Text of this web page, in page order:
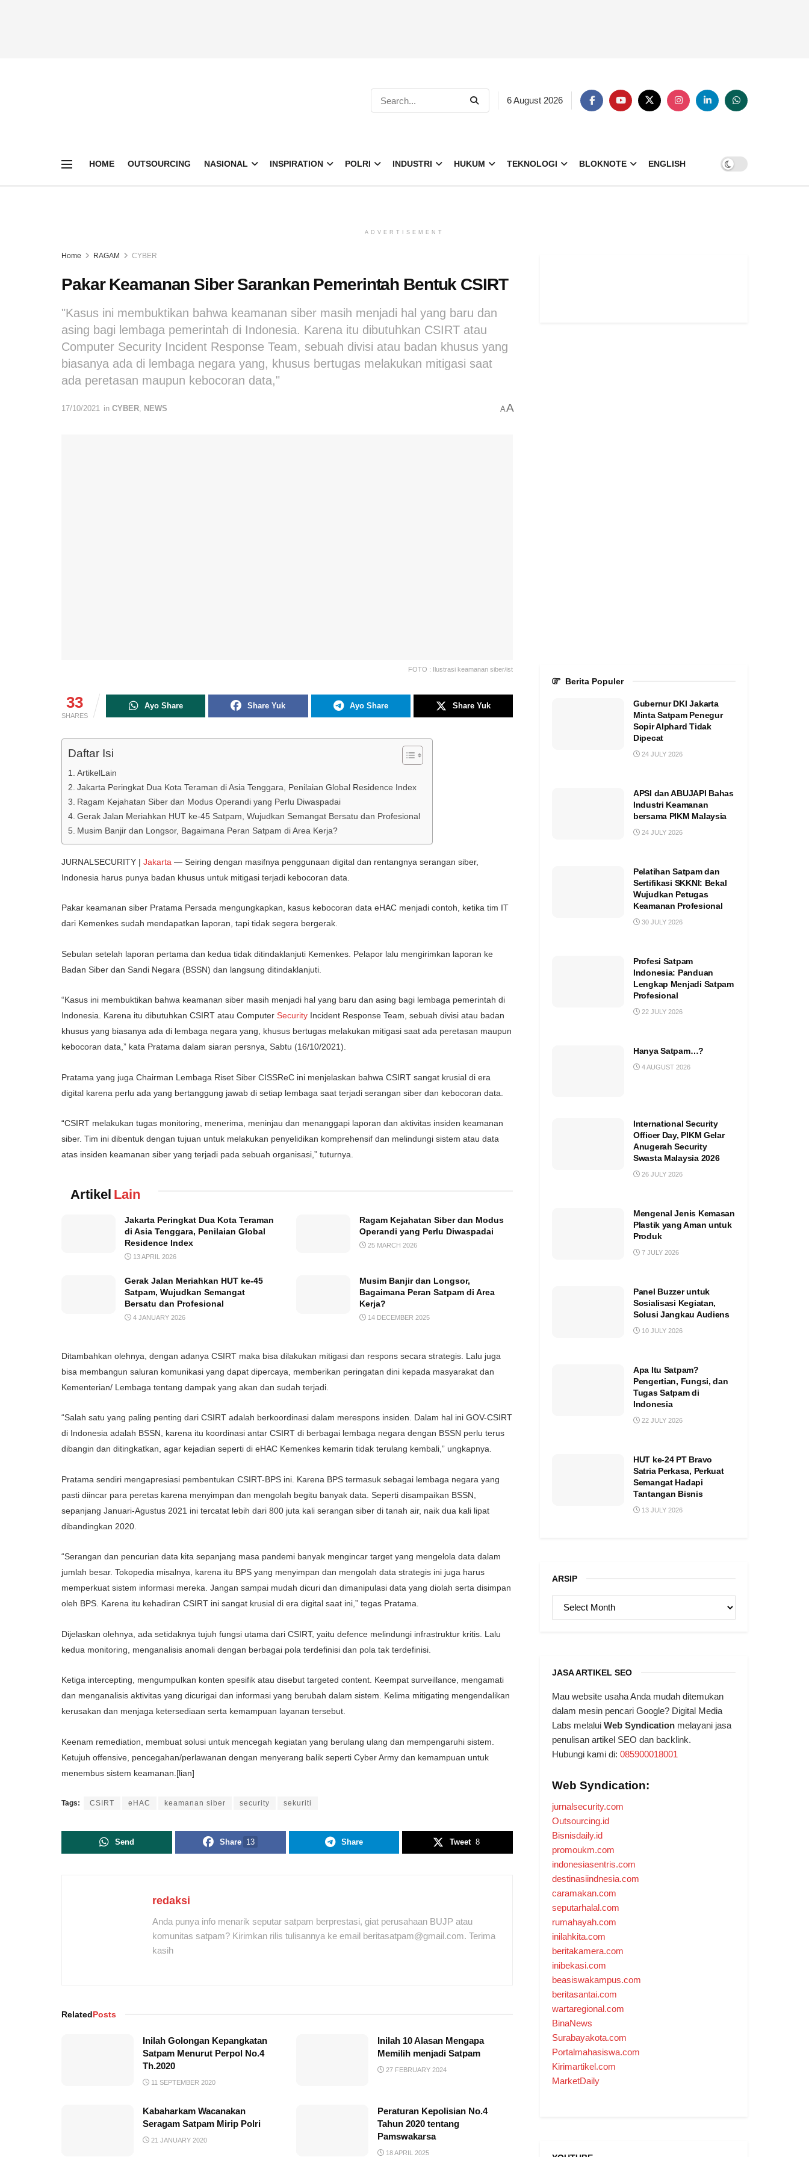
6 August 2026
HOME OUTSOURCING NASIONAL INSPIRATION POLRI INDUSTRI HUKUM TEKNOLOGI BLOKNOTE ENGLISH
ADVERTISEMENT
Home RAGAM CYBER
Pakar Keamanan Siber Sarankan Pemerintah Bentuk CSIRT
"Kasus ini membuktikan bahwa keamanan siber masih menjadi hal yang baru dan
asing bagi lembaga pemerintah di Indonesia. Karena itu dibutuhkan CSIRT atau
Computer Security Incident Response Team, sebuah divisi atau badan khusus yang
biasanya ada di lembaga negara yang, khusus bertugas melakukan mitigasi saat
ada peretasan maupun kebocoran data,"
17/10/2021 in CYBER NEWS AA
FOTO : Ilustrasi keamanan siber/ist
33
SHARES
Ayo Share Share Yuk Ayo Share Share Yuk
Daftar Isi
ArtikelLain
Jakarta Peringkat Dua Kota Teraman di Asia Tenggara, Penilaian Global Residence Index
Ragam Kejahatan Siber dan Modus Operandi yang Perlu Diwaspadai
Gerak Jalan Meriahkan HUT ke-45 Satpam, Wujudkan Semangat Bersatu dan Profesional
Musim Banjir dan Longsor, Bagaimana Peran Satpam di Area Kerja?
JURNALSECURITY | Jakarta — Seiring dengan masifnya penggunaan digital dan rentangnya serangan siber,
Indonesia harus punya badan khusus untuk mitigasi terjadi kebocoran data.
Pakar keamanan siber Pratama Persada mengungkapkan, kasus kebocoran data eHAC menjadi contoh, ketika tim IT
dari Kemenkes sudah mendapatkan laporan, tapi tidak segera bergerak.
Sebulan setelah laporan pertama dan kedua tidak ditindaklanjuti Kemenkes. Pelapor lalu mengirimkan laporan ke
Badan Siber dan Sandi Negara (BSSN) dan langsung ditindaklanjuti.
“Kasus ini membuktikan bahwa keamanan siber masih menjadi hal yang baru dan asing bagi lembaga pemerintah di
Indonesia. Karena itu dibutuhkan CSIRT atau Computer Security Incident Response Team, sebuah divisi atau badan
khusus yang biasanya ada di lembaga negara yang, khusus bertugas melakukan mitigasi saat ada peretasan maupun
kebocoran data,” kata Pratama dalam siaran persnya, Sabtu (16/10/2021).
Pratama yang juga Chairman Lembaga Riset Siber CISSReC ini menjelaskan bahwa CSIRT sangat krusial di era
digital karena perlu ada yang bertanggung jawab di setiap lembaga saat terjadi serangan siber dan kebocoran data.
“CSIRT melakukan tugas monitoring, menerima, meninjau dan menanggapi laporan dan aktivitas insiden keamanan
siber. Tim ini dibentuk dengan tujuan untuk melakukan penyelidikan komprehensif dan melindungi sistem atau data
atas insiden keamanan siber yang terjadi pada sebuah organisasi,” tuturnya.
Artikel Lain
Jakarta Peringkat Dua Kota Teraman
di Asia Tenggara, Penilaian Global
Residence Index
13 APRIL 2026
Ragam Kejahatan Siber dan Modus
Operandi yang Perlu Diwaspadai
25 MARCH 2026
Gerak Jalan Meriahkan HUT ke-45
Satpam, Wujudkan Semangat
Bersatu dan Profesional
4 JANUARY 2026
Musim Banjir dan Longsor,
Bagaimana Peran Satpam di Area
Kerja?
14 DECEMBER 2025
Ditambahkan olehnya, dengan adanya CSIRT maka bisa dilakukan mitigasi dan respons secara strategis. Lalu juga
bisa membangun saluran komunikasi yang dapat dipercaya, memberikan peringatan dini kepada masyarakat dan
Kementerian/ Lembaga tentang dampak yang akan dan sudah terjadi.
“Salah satu yang paling penting dari CSIRT adalah berkoordinasi dalam merespons insiden. Dalam hal ini GOV-CSIRT
di Indonesia adalah BSSN, karena itu koordinasi antar CSIRT di berbagai lembaga negara dengan BSSN perlu terus
dibangin dan ditingkatkan, agar kejadian seperti di eHAC Kemenkes kemarin tidak terulang kembali,” ungkapnya.
Pratama sendiri mengapresiasi pembentukan CSIRT-BPS ini. Karena BPS termasuk sebagai lembaga negara yang
pasti diincar para peretas karena menyimpan dan mengolah begitu banyak data. Seperti disampaikan BSSN,
sepanjang Januari-Agustus 2021 ini tercatat lebih dari 800 juta kali serangan siber di tanah air, naik dua kali lipat
dibandingkan 2020.
“Serangan dan pencurian data kita sepanjang masa pandemi banyak mengincar target yang mengelola data dalam
jumlah besar. Tokopedia misalnya, karena itu BPS yang menyimpan dan mengolah data strategis ini juga harus
memperkuat sistem informasi mereka. Jangan sampai mudah dicuri dan dimanipulasi data yang diolah serta disimpan
oleh BPS. Karena itu kehadiran CSIRT ini sangat krusial di era digital saat ini,” tegas Pratama.
Dijelaskan olehnya, ada setidaknya tujuh fungsi utama dari CSIRT, yaitu defence melindungi infrastruktur kritis. Lalu
kedua monitoring, menganalisis anomali dengan berbagai pola terdefinisi dan pola tak terdefinisi.
Ketiga intercepting, mengumpulkan konten spesifik atau disebut targeted content. Keempat surveillance, mengamati
dan menganalisis aktivitas yang dicurigai dan informasi yang berubah dalam sistem. Kelima mitigating mengendalikan
kerusakan dan menjaga ketersediaan serta kemampuan layanan tersebut.
Keenam remediation, membuat solusi untuk mencegah kegiatan yang berulang ulang dan mempengaruhi sistem.
Ketujuh offensive, pencegahan/perlawanan dengan menyerang balik seperti Cyber Army dan kemampuan untuk
menembus sistem keamanan.[lian]
Tags: CSIRT eHAC keamanan siber security sekuriti
Send Share 13 Share Tweet 8
redaksi
Anda punya info menarik seputar satpam berprestasi, giat perusahaan BUJP atau
komunitas satpam? Kirimkan rilis tulisannya ke email beritasatpam@gmail.com. Terima
kasih
RelatedPosts
Inilah Golongan Kepangkatan
Satpam Menurut Perpol No.4
Th.2020
11 SEPTEMBER 2020
Inilah 10 Alasan Mengapa
Memilih menjadi Satpam
27 FEBRUARY 2024
Kabaharkam Wacanakan
Seragam Satpam Mirip Polri
21 JANUARY 2020
Peraturan Kepolisian No.4
Tahun 2020 tentang
Pamswakarsa
18 APRIL 2025
Berita Populer
Gubernur DKI Jakarta
Minta Satpam Penegur
Sopir Alphard Tidak
Dipecat
24 JULY 2026
APSI dan ABUJAPI Bahas
Industri Keamanan
bersama PIKM Malaysia
24 JULY 2026
Pelatihan Satpam dan
Sertifikasi SKKNI: Bekal
Wujudkan Petugas
Keamanan Profesional
30 JULY 2026
Profesi Satpam
Indonesia: Panduan
Lengkap Menjadi Satpam
Profesional
22 JULY 2026
Hanya Satpam…?
4 AUGUST 2026
International Security
Officer Day, PIKM Gelar
Anugerah Security
Swasta Malaysia 2026
26 JULY 2026
Mengenal Jenis Kemasan
Plastik yang Aman untuk
Produk
7 JULY 2026
Panel Buzzer untuk
Sosialisasi Kegiatan,
Solusi Jangkau Audiens
10 JULY 2026
Apa Itu Satpam?
Pengertian, Fungsi, dan
Tugas Satpam di
Indonesia
22 JULY 2026
HUT ke-24 PT Bravo
Satria Perkasa, Perkuat
Semangat Hadapi
Tantangan Bisnis
13 JULY 2026
ARSIP
ARSIP
JASA ARTIKEL SEO
Mau website usaha Anda mudah ditemukan
dalam mesin pencari Google? Digital Media
Labs melalui Web Syndication melayani jasa
penulisan artikel SEO dan backlink.
Hubungi kami di: 085900018001
Web Syndication:
jurnalsecurity.com
Outsourcing.id
Bisnisdaily.id
promoukm.com
indonesiasentris.com
destinasiindnesia.com
caramakan.com
seputarhalal.com
rumahayah.com
inilahkita.com
beritakamera.com
inibekasi.com
beasiswakampus.com
beritasantai.com
wartaregional.com
BinaNews
Surabayakota.com
Portalmahasiswa.com
Kirimartikel.com
MarketDaily